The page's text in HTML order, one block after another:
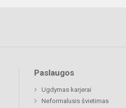
Paslaugos
Ugdymas karjerai
Neformalusis švietimas